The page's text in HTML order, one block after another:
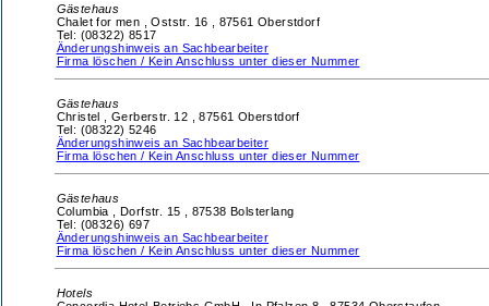
Gästehaus
Chalet for men ,Oststr. 16 , 87561 Oberstdorf
Tel: (08322) 8517
Änderungshinweis an Sachbearbeiter
Firma löschen / Kein Anschluss unter dieser Nummer
Gästehaus
Christel , Gerberstr. 12 ,87561 Oberstdorf
Tel: (08322) 5246
Änderungshinweis an Sachbearbeiter
Firma löschen / Kein Anschluss unter dieser Nummer
Gästehaus
Columbia , Dorfstr. 15 , 87538 Bolsterlang
Tel: (08326) 697
Änderungshinweis an Sachbearbeiter
Firma löschen / Kein Anschluss unter dieser Nummer
Hotels